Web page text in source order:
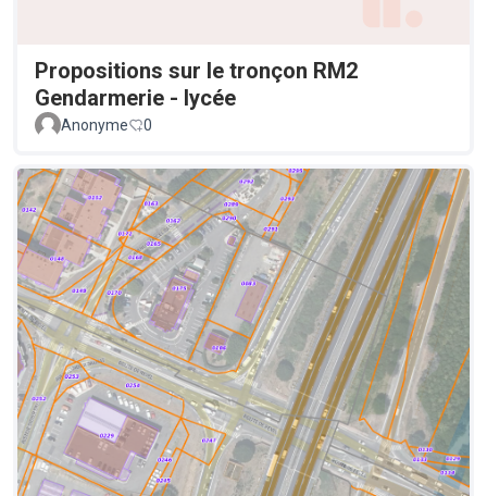
Propositions sur le tronçon RM2
Gendarmerie - lycée
Anonyme 0